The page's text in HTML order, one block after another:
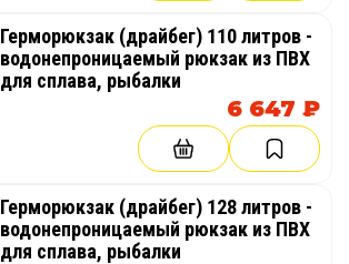
Герморюкзак (драйбег) 110 литров -
водонепроницаемый рюкзак из ПВХ
для сплава, рыбалки
6 647 ₽
Герморюкзак (драйбег) 128 литров -
водонепроницаемый рюкзак из ПВХ
для сплава, рыбалки